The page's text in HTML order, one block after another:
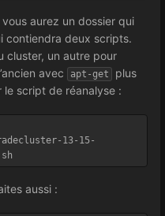
vous aurez un dossier qui
contiendra deux scripts.
cluster, un autre pour
avec
apt-get
plus
le script de réanalyse :
13-15-
aussi :